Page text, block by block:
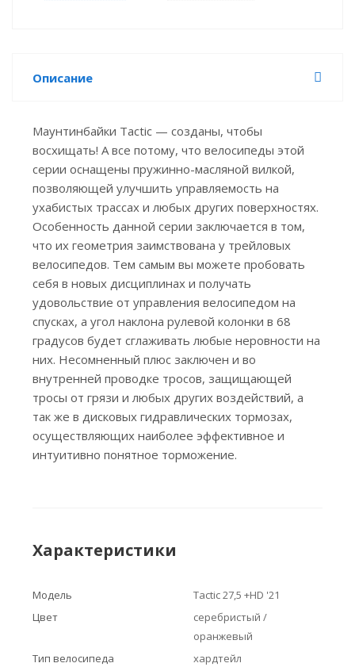
Описание
Маунтинбайки Tactic — созданы, чтобы
восхищать! А все потому, что велосипеды этой
серии оснащены пружинно-масляной вилкой,
позволяющей улучшить управляемость на
ухабистых трассах и любых других поверхностях.
Особенность данной серии заключается в том,
что их геометрия заимствована у трейловых
велосипедов. Тем самым вы можете пробовать
себя в новых дисциплинах и получать
удовольствие от управления велосипедом на
спусках, а угол наклона рулевой колонки в 68
градусов будет сглаживать любые неровности на
них. Несомненный плюс заключен и во
внутренней проводке тросов, защищающей
тросы от грязи и любых других воздействий, а
так же в дисковых гидравлических тормозах,
осуществляющих наиболее эффективное и
интуитивно понятное торможение.
Характеристики
Модель
Tactic 27,5 +HD '21
Цвет
серебристый /
оранжевый
Тип велосипеда
хардтейл